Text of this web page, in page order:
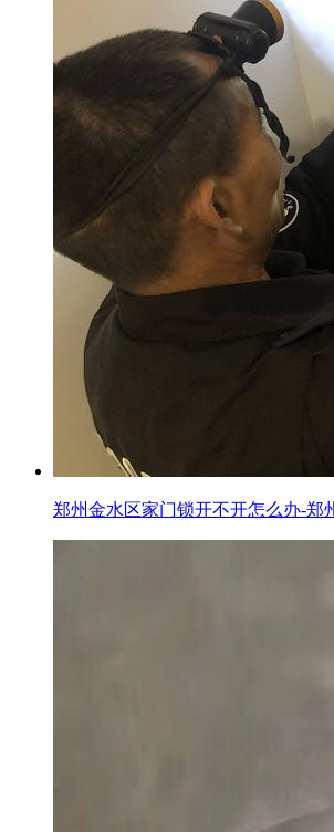
郑州金水区家门锁开不开怎么办-郑